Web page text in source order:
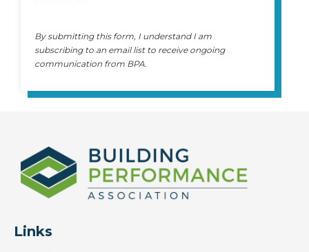
By submitting this form, I understand I am
subscribing to an email list to receive ongoing
communication from BPA.
Links